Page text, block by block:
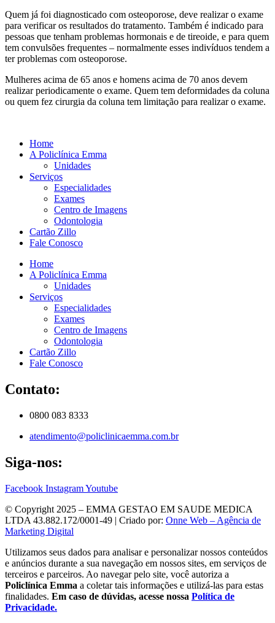
Quem já foi diagnosticado com osteoporose, deve realizar o exame
para verificar os resultados do tratamento. Também é indicado para
pessoas que tenham problemas hormonais e de tireoide, e para quem
tem convulsões frequentes – normalmente esses indivíduos tendem a
ter problemas com osteoporose.
Mulheres acima de 65 anos e homens acima de 70 anos devem
realizar periodicamente o exame. Quem tem deformidades da coluna
ou quem fez cirurgia da coluna tem limitação para realizar o exame.
Home
A Policlínica Emma
Unidades
Serviços
Especialidades
Exames
Centro de Imagens
Odontologia
Cartão Zillo
Fale Conosco
Home
A Policlínica Emma
Unidades
Serviços
Especialidades
Exames
Centro de Imagens
Odontologia
Cartão Zillo
Fale Conosco
Contato:
0800 083 8333
atendimento@policlinicaemma.com.br
Siga-nos:
Facebook InstagramYoutube
© Copyright 2025 – EMMA GESTAO EM SAUDE MEDICA
LTDA 43.882.172/0001-49 | Criado por: Onne Web – Agência de
Marketing Digital
Utilizamos seus dados para analisar e personalizar nossos conteúdos
e anúncios durante a sua navegação em nossos sites, em serviços de
terceiros e parceiros. Ao navegar pelo site, você autoriza a
Policlínica Emma a coletar tais informações e utilizá-las para estas
finalidades. Em caso de dúvidas, acesse nossa Política de
Privacidade.